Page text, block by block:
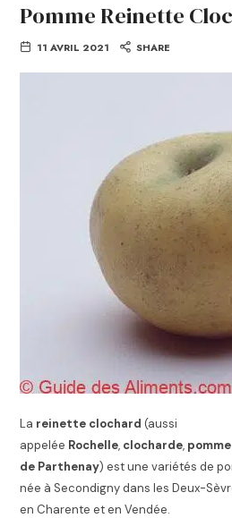
Pomme Reinette
11 AVRIL 2021 SHARE
La reinette clochard (aussi
appelée Rochelle, clocharde,
de Parthenay) est une variétés de
née à Secondigny dans les Deux-
en Charente et en Vendée.